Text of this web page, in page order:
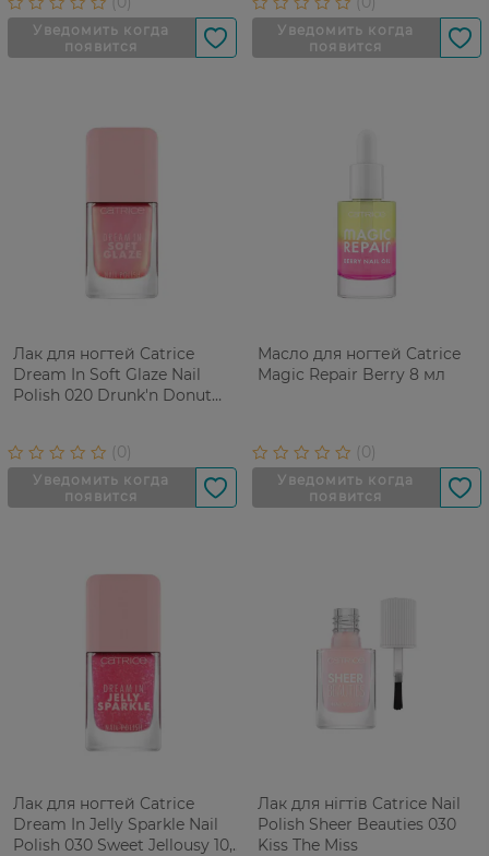
Лак для ногтей Catrice
Dream In Soft Glaze Nail
Polish 020 Drunk'n Donut
Масло для ногтей Catrice
Magic Repair Berry 8 мл
Лак для ногтей Catrice
Dream In Jelly Sparkle Nail
Polish 030 Sweet Jellousy 10,5
Лак для нігтів Catrice Nail
Polish Sheer Beauties 030
Kiss The Miss